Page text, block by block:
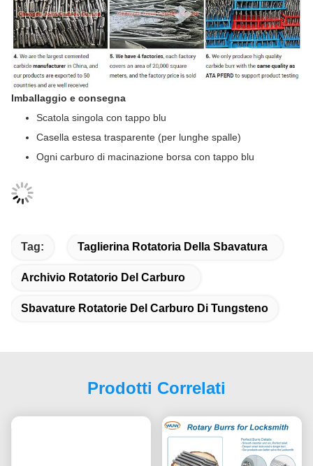
Imballaggio e consegna
Scatola singola con tappo blu
Casella estesa trasparente (per lunghe spalle)
Ogni carburo di macinazione borsa con tappo blu
Tag: Taglierina Rotatoria Della Sbavatura
Archivio Rotatorio Del Carburo
Sbavature Rotatorie Del Carburo Di Tungsteno
Prodotti Correlati